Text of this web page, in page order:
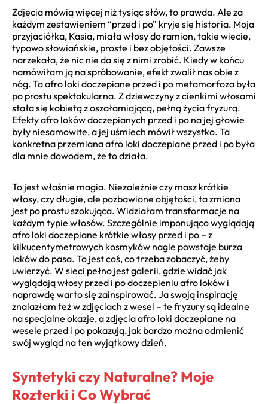
Zdjęcia mówią więcej niż tysiąc słów, to prawda. Ale za
każdym zestawieniem “przed i po” kryje się historia. Moja
przyjaciółka, Kasia, miała włosy do ramion, takie wiecie,
typowo słowiańskie, proste i bez objętości. Zawsze
narzekała, że nic nie da się z nimi zrobić. Kiedy w końcu
namówiłam ją na spróbowanie, efekt zwalił nas obie z
nóg. Ta afro loki doczepiane przed i po metamorfoza była
po prostu spektakularna. Z dziewczyny z cienkimi włosami
stała się kobietą z oszałamiającą, pełną życia fryzurą.
Efekty afro loków doczepianych przed i po na jej głowie
były niesamowite, a jej uśmiech mówił wszystko. Ta
konkretna przemiana afro loki doczepiane przed i po była
dla mnie dowodem, że to działa.
To jest właśnie magia. Niezależnie czy masz krótkie
włosy, czy długie, ale pozbawione objętości, ta zmiana
jest po prostu szokująca. Widziałam transformacje na
każdym typie włosów. Szczególnie imponująco wyglądają
afro loki doczepiane krótkie włosy przed i po – z
kilkucentymetrowych kosmyków nagle powstaje burza
loków do pasa. To jest coś, co trzeba zobaczyć, żeby
uwierzyć. W sieci pełno jest galerii, gdzie widać jak
wyglądają włosy przed i po doczepieniu afro loków i
naprawdę warto się zainspirować. Ja swoją inspirację
znalazłam też w zdjęciach z wesel – te fryzury są idealne
na specjalne okazje, a zdjęcia afro loki doczepiane na
wesele przed i po pokazują, jak bardzo można odmienić
swój wygląd na ten wyjątkowy dzień.
Syntetyki czy Naturalne? Moje
Rozterki i Co Wybrać